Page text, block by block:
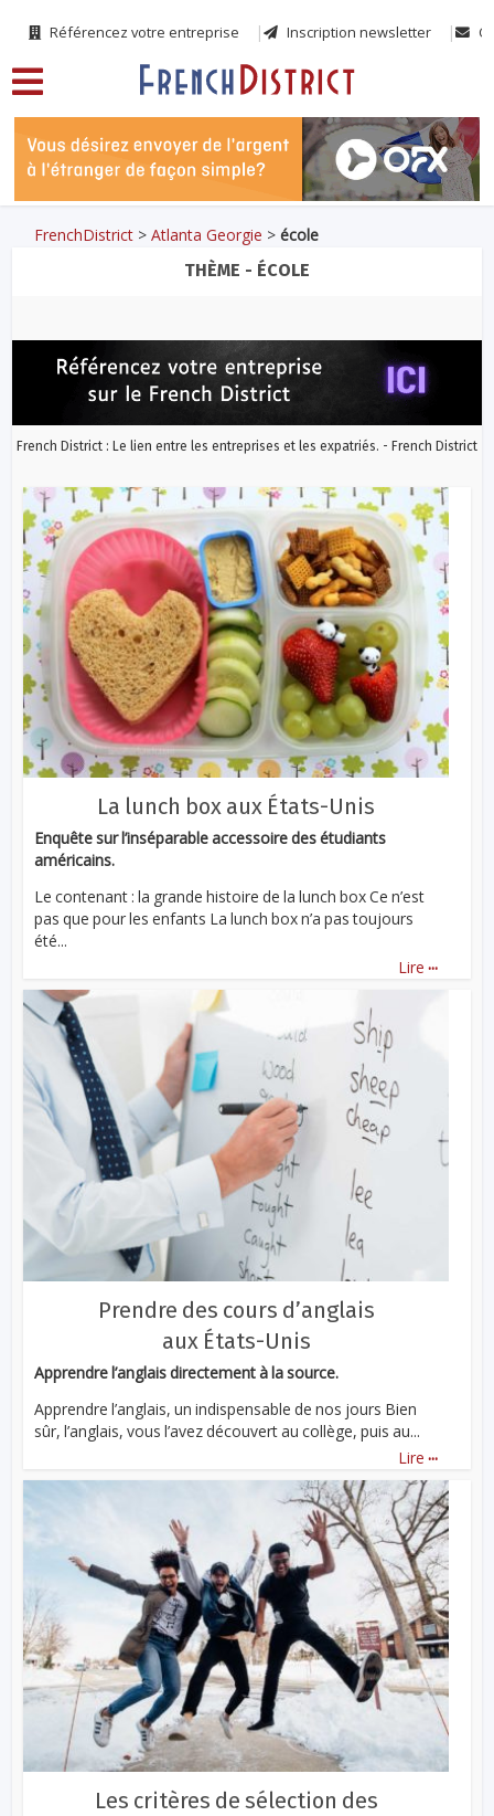
Référencez votre entreprise Inscription newsletter
FrenchDistrict >Atlanta Georgie >école
THÈME - ÉCOLE
French District : Le lien entre les entreprises et les expatriés. - French District
La lunch box aux États-Unis
Enquête sur l’inséparable accessoire des étudiants
américains.
Le contenant : la grande histoire de la lunch box Ce n’est
pas que pour les enfants La lunch box n’a pas toujours
été...
Lire ...
Prendre des cours d’anglais
aux États-Unis
Apprendre l’anglais directement à la source.
Apprendre l’anglais, un indispensable de nos jours Bien
sûr, l’anglais, vous l’avez découvert au collège, puis au...
Lire ...
Les critères de sélection des